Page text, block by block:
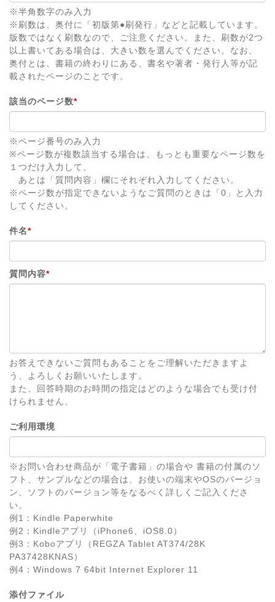
※半角数字のみ入力
※刷数は、奥付に「初版第●刷発行」などと記載しています。
版数ではなく刷数なので、ご注意ください。また、刷数が2つ
以上書いてある場合は、大きい数を選んでください。なお、
奥付とは、書籍の終わりにある、書名や著者・発行人等が記
載されたページのことです。
該当のページ数*
※ページ番号のみ入力
※ページ数が複数該当する場合は、もっとも重要なページ数を
１つだけ入力して、
あとは「質問内容」欄にそれぞれ入力してください。
※ページ数が指定できないようなご質問のときは「0」と入力
してください。
件名*
質問内容*
お答えできないご質問もあることをご理解いただきますよ
う、よろしくお願いいたします。
また、回答時期のお時間の指定はどのような場合でも受け付
けられません。
ご利用環境
※お問い合わせ商品が「電子書籍」の場合や 書籍の付属のソ
フト、サンプルなどの場合は、お使いの端末やOSのバージョ
ン、ソフトのバージョン等をなるべく詳しくご記入くださ
い。
例1：Kindle Paperwhite
例2：Kindleアプリ（iPhone6、iOS8.0）
例3：Koboアプリ（REGZA Tablet AT374/28K
PA37428KNAS）
例4：Windows 7 64bit Internet Explorer 11
添付ファイル